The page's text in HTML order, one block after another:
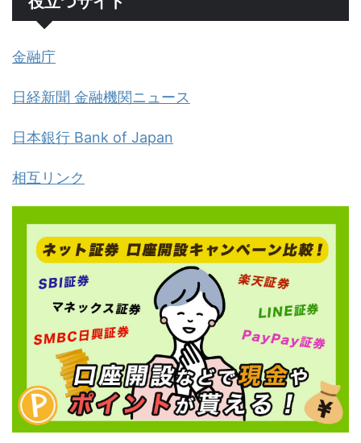
金融庁
日経新聞 金融機関ニュース
日本銀行 Bank of Japan
相互リンク